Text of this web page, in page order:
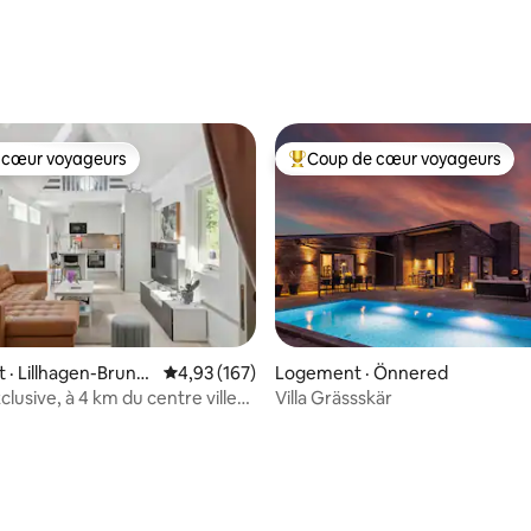
5, 18 commentaires
5, 75 commentaires
cœur voyageurs
voyageurs
· Lillhagen-Brunn
Note moyenne de 4,93 sur 5, 167
4,93 (167)
à 4 km du centre ville
Coup de cœur voyageurs
Coup de cœur voyageurs
Logement · Önnered
Villa Grässskär